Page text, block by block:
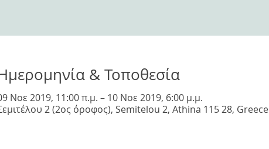
& Τοποθεσία
Νοε 2019, 11:00 π.μ. – 10 Νοε 2019, 6:00 μ.μ.
2 (2ος όροφος), Semitelou 2, Athina 115 28, Greece